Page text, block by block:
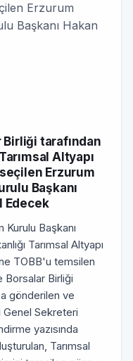
Erzurum
Başkanı Hakan
tarafından
Altyapı
Erzurum
Başkanı
Edecek
Başkanı
Tarımsal Altyapı
TOBB'u temsilen
Borsalar Birliği
gönderilen ve
Genel Sekreteri
yazısında
Tarımsal